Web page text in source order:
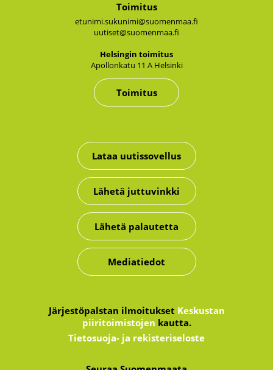
Toimitus
etunimi.sukunimi@suomenmaa.fi
uutiset@suomenmaa.fi
Hel­sin­gin toi­mi­tus
Apol­lon­ka­tu 11 A Hel­sin­ki
Toimitus
Lataa uutissovellus
Lähetä juttuvinkki
Lähetä palautetta
Mediatiedot
Järjestöpalstan ilmoitukset Keskustan
piiritoimistojen kautta.
Tietosuoja- ja rekisteriseloste